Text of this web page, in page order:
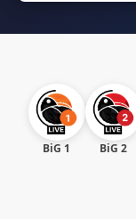
BiG 1 BiG 2